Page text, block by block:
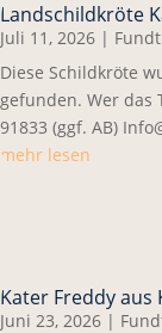
Landschildkröte
Juli 11, 2026 |
Diese Schildkröte
gefunden. Wer das
91833 (ggf. AB)
mehr lesen
Kater Freddy aus
Juni 23, 2026 |